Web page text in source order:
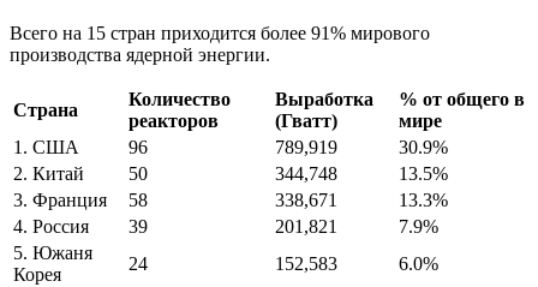
Всего на 15 стран приходится более 91% мирового
производства ядерной энергии.
Страна
Количество
реакторов
Выработка
(Гватт)
% от общего в
мире
1. США
96 789,919
30.9%
2. Китай
50 344,748
13.5%
3. Франция
58 338,671
13.3%
4. Россия
39 201,821
7.9%
5. Южаня
Корея
24 152,583
6.0%